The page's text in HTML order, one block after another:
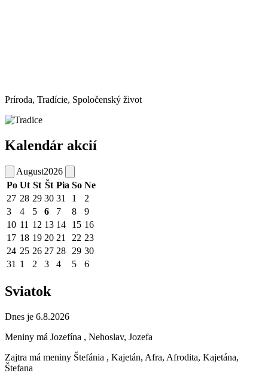
Príroda, Tradície, Spoločenský život
Kalendár akcií
August2026
Po Ut St Št Pia So Ne
27 28 29 30 31 1
2
3
4 5 6 7 8
9
10 11 12 13 14 15 16
17 18 19 20 21 22 23
24 25 26 27 28 29 30
31 1 2 3 4 5 6
Sviatok
Dnes je 6.8.2026
Meniny má Jozefína , Nehoslav, Jozefa
Zajtra má meniny Štefánia , Kajetán, Afra, Afrodita, Kajetána,
Štefana